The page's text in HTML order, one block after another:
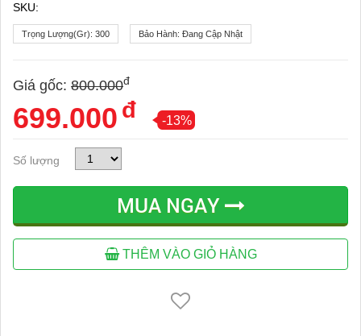
SKU:
Trọng Lượng(gr): 300 Bảo Hành: Đang Cập Nhật
Giá gốc: 800.000đ
699.000 đ -13%
Số lượng
MUA NGAY
THÊM VÀO GIỎ HÀNG